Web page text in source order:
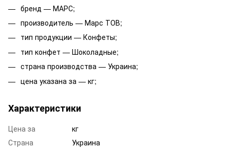
бренд — МАРС;
производитель — Марс ТОВ;
тип продукции — Конфеты;
тип конфет — Шоколадные;
страна производства — Украина;
цена указана за — кг;
Характеристики
Цена за
кг
Страна
Украина